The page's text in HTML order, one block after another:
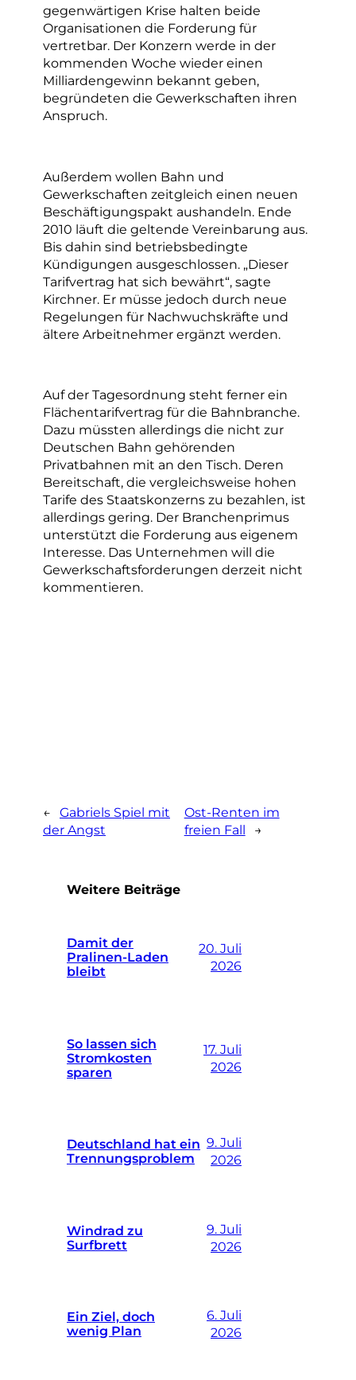
gegenwärtigen Krise halten beide
Organisationen die Forderung für
vertretbar. Der Konzern werde in der
kommenden Woche wieder einen
Milliardengewinn bekannt geben,
begründeten die Gewerkschaften ihren
Anspruch.
Außerdem wollen Bahn und
Gewerkschaften zeitgleich einen neuen
Beschäftigungspakt aushandeln. Ende
2010 läuft die geltende Vereinbarung aus.
Bis dahin sind betriebsbedingte
Kündigungen ausgeschlossen. „Dieser
Tarifvertrag hat sich bewährt“, sagte
Kirchner. Er müsse jedoch durch neue
Regelungen für Nachwuchskräfte und
ältere Arbeitnehmer ergänzt werden.
Auf der Tagesordnung steht ferner ein
Flächentarifvertrag für die Bahnbranche.
Dazu müssten allerdings die nicht zur
Deutschen Bahn gehörenden
Privatbahnen mit an den Tisch. Deren
Bereitschaft, die vergleichsweise hohen
Tarife des Staatskonzerns zu bezahlen, ist
allerdings gering. Der Branchenprimus
unterstützt die Forderung aus eigenem
Interesse. Das Unternehmen will die
Gewerkschaftsforderungen derzeit nicht
kommentieren.
← Gabriels Spiel mit
der Angst
Ost-Renten im
freien Fall
→
Weitere Beiträge
Damit der
Pralinen-Laden
bleibt
20. Juli
2026
So lassen sich
Stromkosten
sparen
17. Juli
2026
Deutschland hat ein
Trennungsproblem
9. Juli
2026
Windrad zu
Surfbrett
9. Juli
2026
Ein Ziel, doch
wenig Plan
6. Juli
2026